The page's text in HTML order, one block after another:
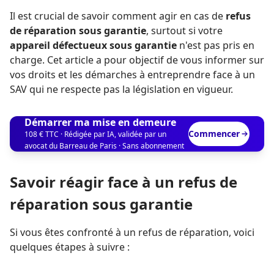
Il est crucial de savoir comment agir en cas de refus
de réparation sous garantie, surtout si votre
appareil défectueux sous garantie n'est pas pris en
charge. Cet article a pour objectif de vous informer sur
vos droits et les démarches à entreprendre face à un
SAV qui ne respecte pas la législation en vigueur.
Démarrer ma mise en demeure
108 € TTC · Rédigée par IA, validée par un
avocat du Barreau de Paris · Sans abonnement
Commencer
Savoir réagir face à un refus de
réparation sous garantie
Si vous êtes confronté à un refus de réparation, voici
quelques étapes à suivre :